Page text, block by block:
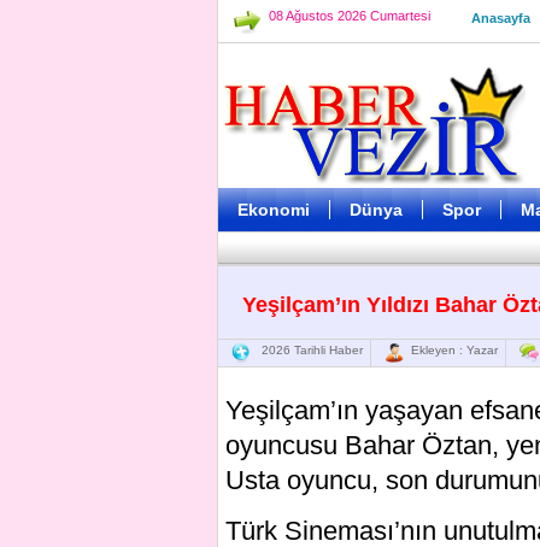
08 Ağustos 2026 Cumartesi Anasayfa
Ekonomi Dünya Spor
Yeşilçam’ın Yıldızı Bahar
2026 Tarihli Haber Ekleyen : Yazar
Yeşilçam’ın yaşayan
oyuncusu Bahar Öztan,
Usta oyuncu, son
Türk Sineması’nın